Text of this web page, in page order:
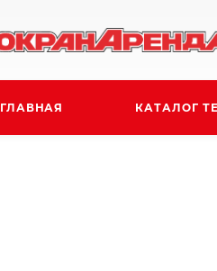
ГЛАВНАЯ КАТАЛОГ